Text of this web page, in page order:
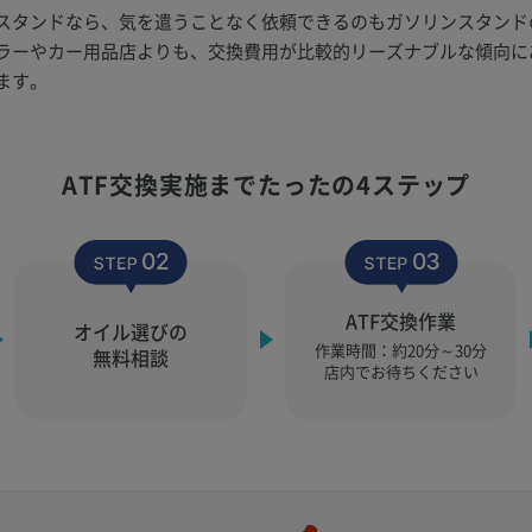
タンドなら、気を遣うことなく依頼できるのもガソリンスタン
ーやカー用品店よりも、交換費用が比較的リーズナブルな傾向
。
ATF交換実施までたったの4ステップ
オイル選びの
無料相談
ATF交換作業
作業時間：約20分～30分
店内でお待ちください